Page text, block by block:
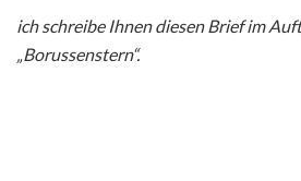
ich schreibe Ihnen diesen Brief im
„Borussenstern“.